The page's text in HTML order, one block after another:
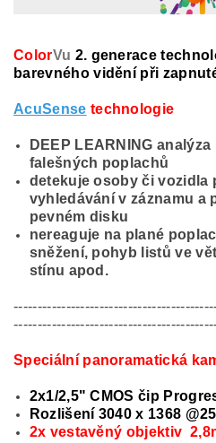
ColorVu 2. generace
barevného vidění při
AcuSense technologie
DEEP LEARNING
falešných poplachů
detekuje osoby či vozidla
vyhledávání v záznamu a
pevném disku
nereaguje na plané
sněžení, pohyb listů ve
stínu apod.
Speciální panoramatická
2x1/2,5" CMOS čip
Rozlišení 3040 x 1368
2x vestavěný objektiv